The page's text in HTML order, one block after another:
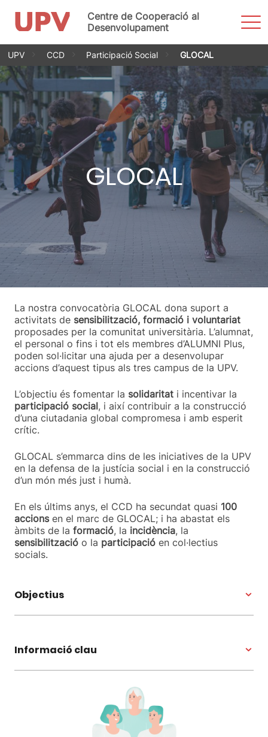
Vés
contingut
Centre de Cooperació al
Desenvolupament
UPV CCD Participació Social GLOCAL
GLOCAL
La nostra convocatòria GLOCAL dona suport a
activitats de sensibilització, formació i voluntariat
proposades per la comunitat universitària. L’alumnat,
el personal o fins i tot els membres d’ALUMNI Plus,
poden sol·licitar una ajuda per a desenvolupar
accions d’aquest tipus als tres campus de la UPV.
L’objectiu és fomentar la solidaritat i incentivar la
participació social, i així contribuir a la construcció
d’una ciutadania global compromesa i amb esperit
crític.
GLOCAL s’emmarca dins de les iniciatives de la UPV
en la defensa de la justícia social i en la construcció
d’un món més just i humà.
En els últims anys, el CCD ha secundat quasi 100
accionsen el marc de GLOCAL; i ha abastat els
àmbits de la formació, la incidència, la
sensibilització o la participació en col·lectius
socials.
Objectius
Informació clau